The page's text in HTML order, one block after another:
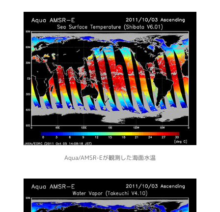
Aqua/AMSR-Eが観測した海面水温